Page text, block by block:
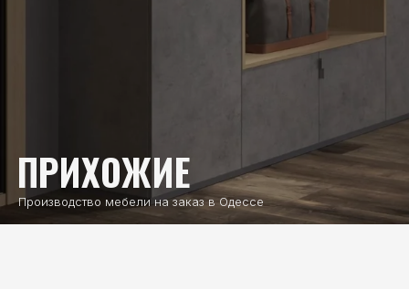
ПРИХОЖИЕ
Производство мебели на заказ в Одессе